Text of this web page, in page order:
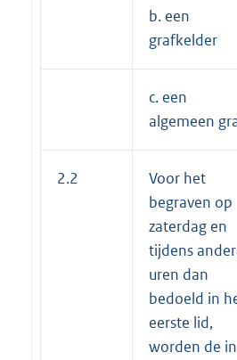
b. een
grafkelder
c. een
algemeen
2.2
Voor het
begraven op
zaterdag en
tijdens
uren dan
bedoeld in
eerste lid,
worden de in